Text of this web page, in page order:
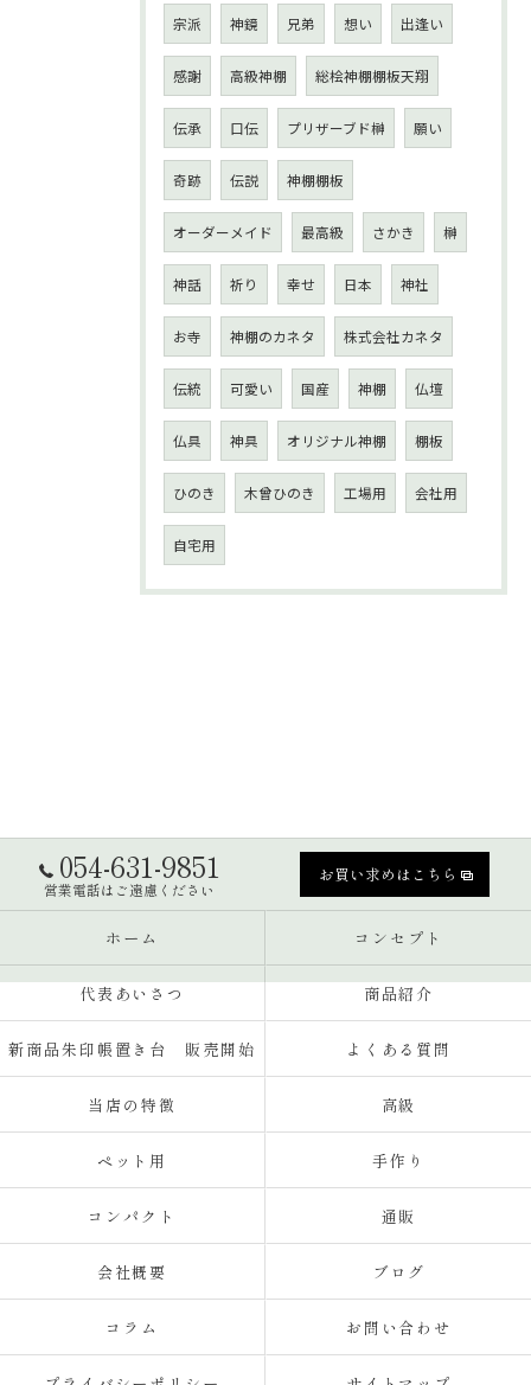
宗派 神鏡 兄弟 想い 出逢い
感謝 高級神棚 総桧神棚棚板天翔
伝承 口伝 プリザーブド榊 願い
奇跡 伝説 神棚棚板
オーダーメイド 最高級 さかき 榊
神話 祈り 幸せ 日本 神社
お寺 神棚のカネタ 株式会社カネタ
伝統 可愛い 国産 神棚 仏壇
仏具 神具 オリジナル神棚 棚板
ひのき 木曾ひのき 工場用 会社用
自宅用
054-631-9851
営業電話はご遠慮ください
お買い求めはこちら
ホーム コンセプト
代表あいさつ 商品紹介
新商品朱印帳置き台 販売開始 よくある質問
当店の特徴 高級
ペット用 手作り
コンパクト 通販
会社概要 ブログ
コラム お問い合わせ